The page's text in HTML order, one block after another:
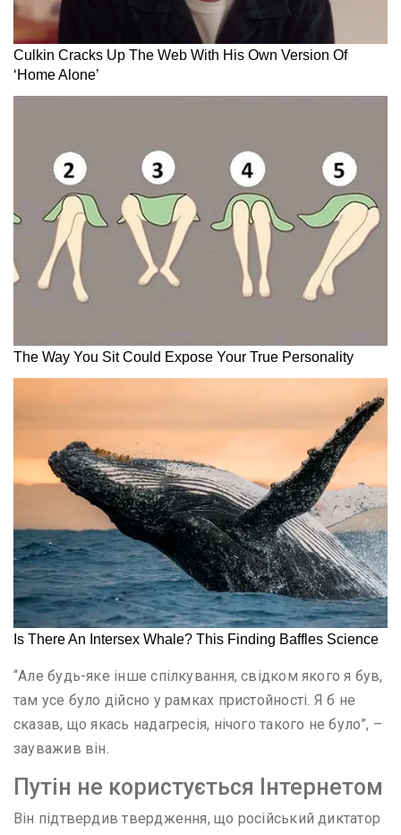
“Але будь-яке інше спілкування, свідком якого я був,
там усе було дійсно у рамках пристойності. Я б не
сказав, що якась надагресія, нічого такого не було”, –
зауважив він.
Путін не користується Інтернетом
Він підтвердив твердження, що російський диктатор